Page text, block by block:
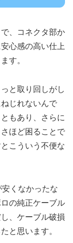
、コネクタ部か
心感の高い仕上
す。
と取り回しがし
じれないんで
もあり、さらに
ほど困ることで
こういう不便な
くなかったな
の純正ケーブル
、ケーブル破損
と思います。